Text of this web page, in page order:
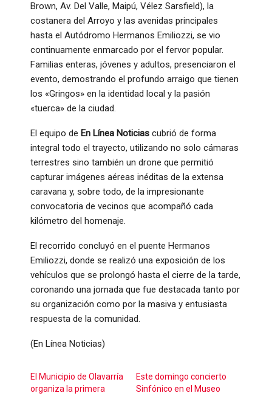
Brown, Av. Del Valle, Maipú, Vélez Sarsfield), la
costanera del Arroyo y las avenidas principales
hasta el Autódromo Hermanos Emiliozzi, se vio
continuamente enmarcado por el fervor popular.
Familias enteras, jóvenes y adultos, presenciaron el
evento, demostrando el profundo arraigo que tienen
los «Gringos» en la identidad local y la pasión
«tuerca» de la ciudad.
El equipo de En Línea Noticias cubrió de forma
integral todo el trayecto, utilizando no solo cámaras
terrestres sino también un drone que permitió
capturar imágenes aéreas inéditas de la extensa
caravana y, sobre todo, de la impresionante
convocatoria de vecinos que acompañó cada
kilómetro del homenaje.
El recorrido concluyó en el puente Hermanos
Emiliozzi, donde se realizó una exposición de los
vehículos que se prolongó hasta el cierre de la tarde,
coronando una jornada que fue destacada tanto por
su organización como por la masiva y entusiasta
respuesta de la comunidad.
(En Línea Noticias)
El Municipio de Olavarría
organiza la primera
Este domingo concierto
Sinfónico en el Museo